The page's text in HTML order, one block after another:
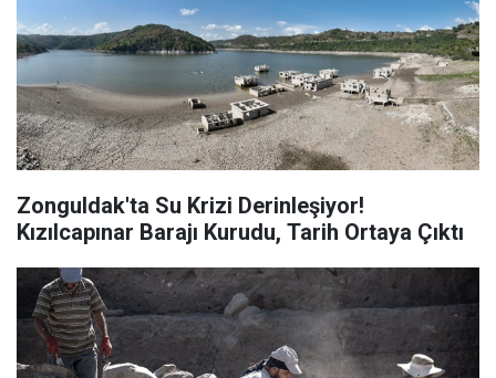
Zonguldak'ta Su Krizi Derinleşiyor!
Kızılcapınar Barajı Kurudu, Tarih Ortaya Çıktı